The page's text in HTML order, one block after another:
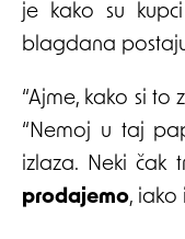
je kako su
blagdana
“Ajme, kako si to
“Nemoj u taj
izlaza. Neki čak
prodajemo, iako